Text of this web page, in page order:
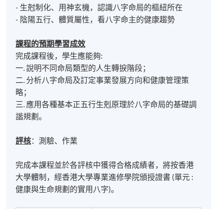
- 生尅制化、用神玄機，認識八字命局的樞紐所在
- 陰陽五行、體質屬性，看八字命主的健康趨勢
課程的預期學習成效
完成課程後，學生應能夠:
一. 說明不同命局類型的人生轉捩階段；
二. 分析八字命局及訂定事業發展方向和健康管理策
略；
三. 應用各種基本正五行生剋原理於八字命局的基礎調
諧規劃。
評核：測驗、作業
完成本課程並於各評核中獲得合格成績者，將按香港
大學體制，經香港大學專業進修學院頒授證書 (單元 :
健康與生命規劃的實用八字)。